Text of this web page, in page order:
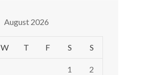
August 2026
W T F S S
1 2